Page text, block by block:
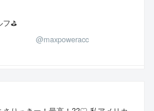
フ⛳️
@maxpoweracc